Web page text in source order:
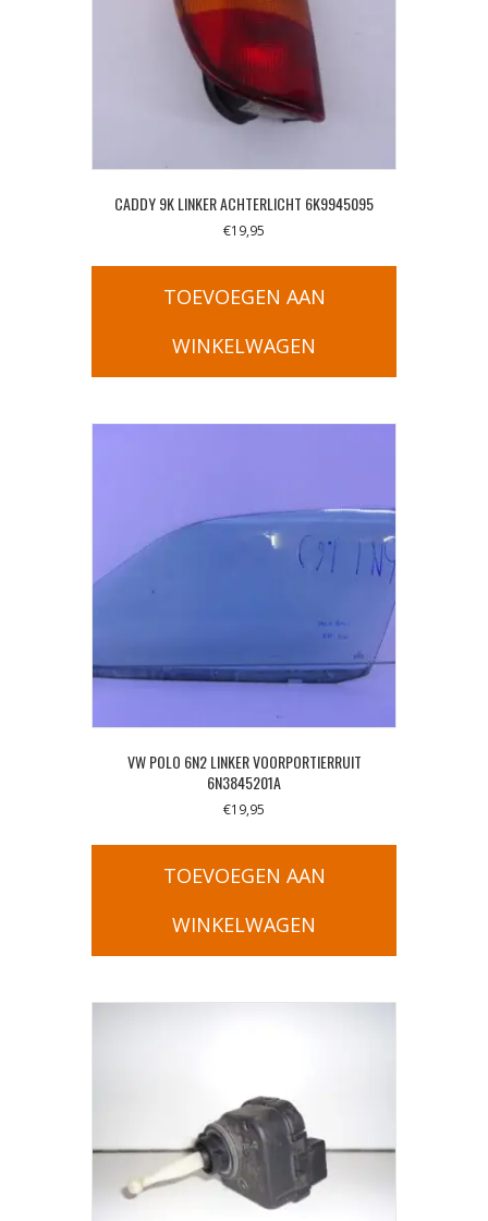
CADDY 9K LINKER ACHTERLICHT 6K9945095
€19,95
TOEVOEGEN AAN
WINKELWAGEN
VW POLO 6N2 LINKER VOORPORTIERRUIT
6N3845201A
€19,95
TOEVOEGEN AAN
WINKELWAGEN